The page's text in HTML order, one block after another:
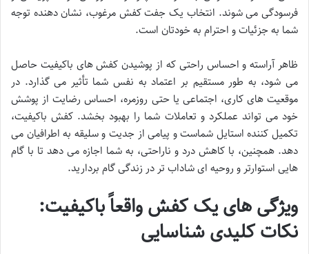
فرسودگی می شوند. انتخاب یک جفت کفش مرغوب، نشان دهنده توجه
شما به جزئیات و احترام به خودتان است.
ظاهر آراسته و احساس راحتی که از پوشیدن کفش های باکیفیت حاصل
می شود، به طور مستقیم بر اعتماد به نفس شما تأثیر می گذارد. در
موقعیت های کاری، اجتماعی یا حتی روزمره، احساس رضایت از پوشش
خود می تواند عملکرد و تعاملات شما را بهبود بخشد. کفش باکیفیت،
تکمیل کننده استایل شماست و پیامی از جدیت و سلیقه به اطرافیان می
دهد. همچنین، با کاهش درد و ناراحتی، به شما اجازه می دهد تا با گام
هایی استوارتر و روحیه ای شاداب تر در زندگی گام بردارید.
ویژگی های یک کفش واقعاً باکیفیت:
نکات کلیدی شناسایی